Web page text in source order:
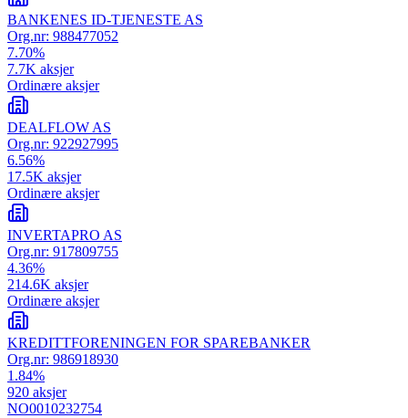
BANKENES ID-TJENESTE AS
Org.nr: 988477052
7.70%
7.7K aksjer
Ordinære aksjer
DEALFLOW AS
Org.nr: 922927995
6.56%
17.5K aksjer
Ordinære aksjer
INVERTAPRO AS
Org.nr: 917809755
4.36%
214.6K aksjer
Ordinære aksjer
KREDITTFORENINGEN FOR SPAREBANKER
Org.nr: 986918930
1.84%
920 aksjer
NO0010232754